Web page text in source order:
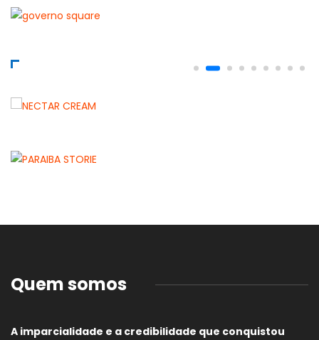
Quem somos
A imparcialidade e a credibilidade que conquistou